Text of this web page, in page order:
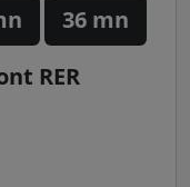
36 mn
RER